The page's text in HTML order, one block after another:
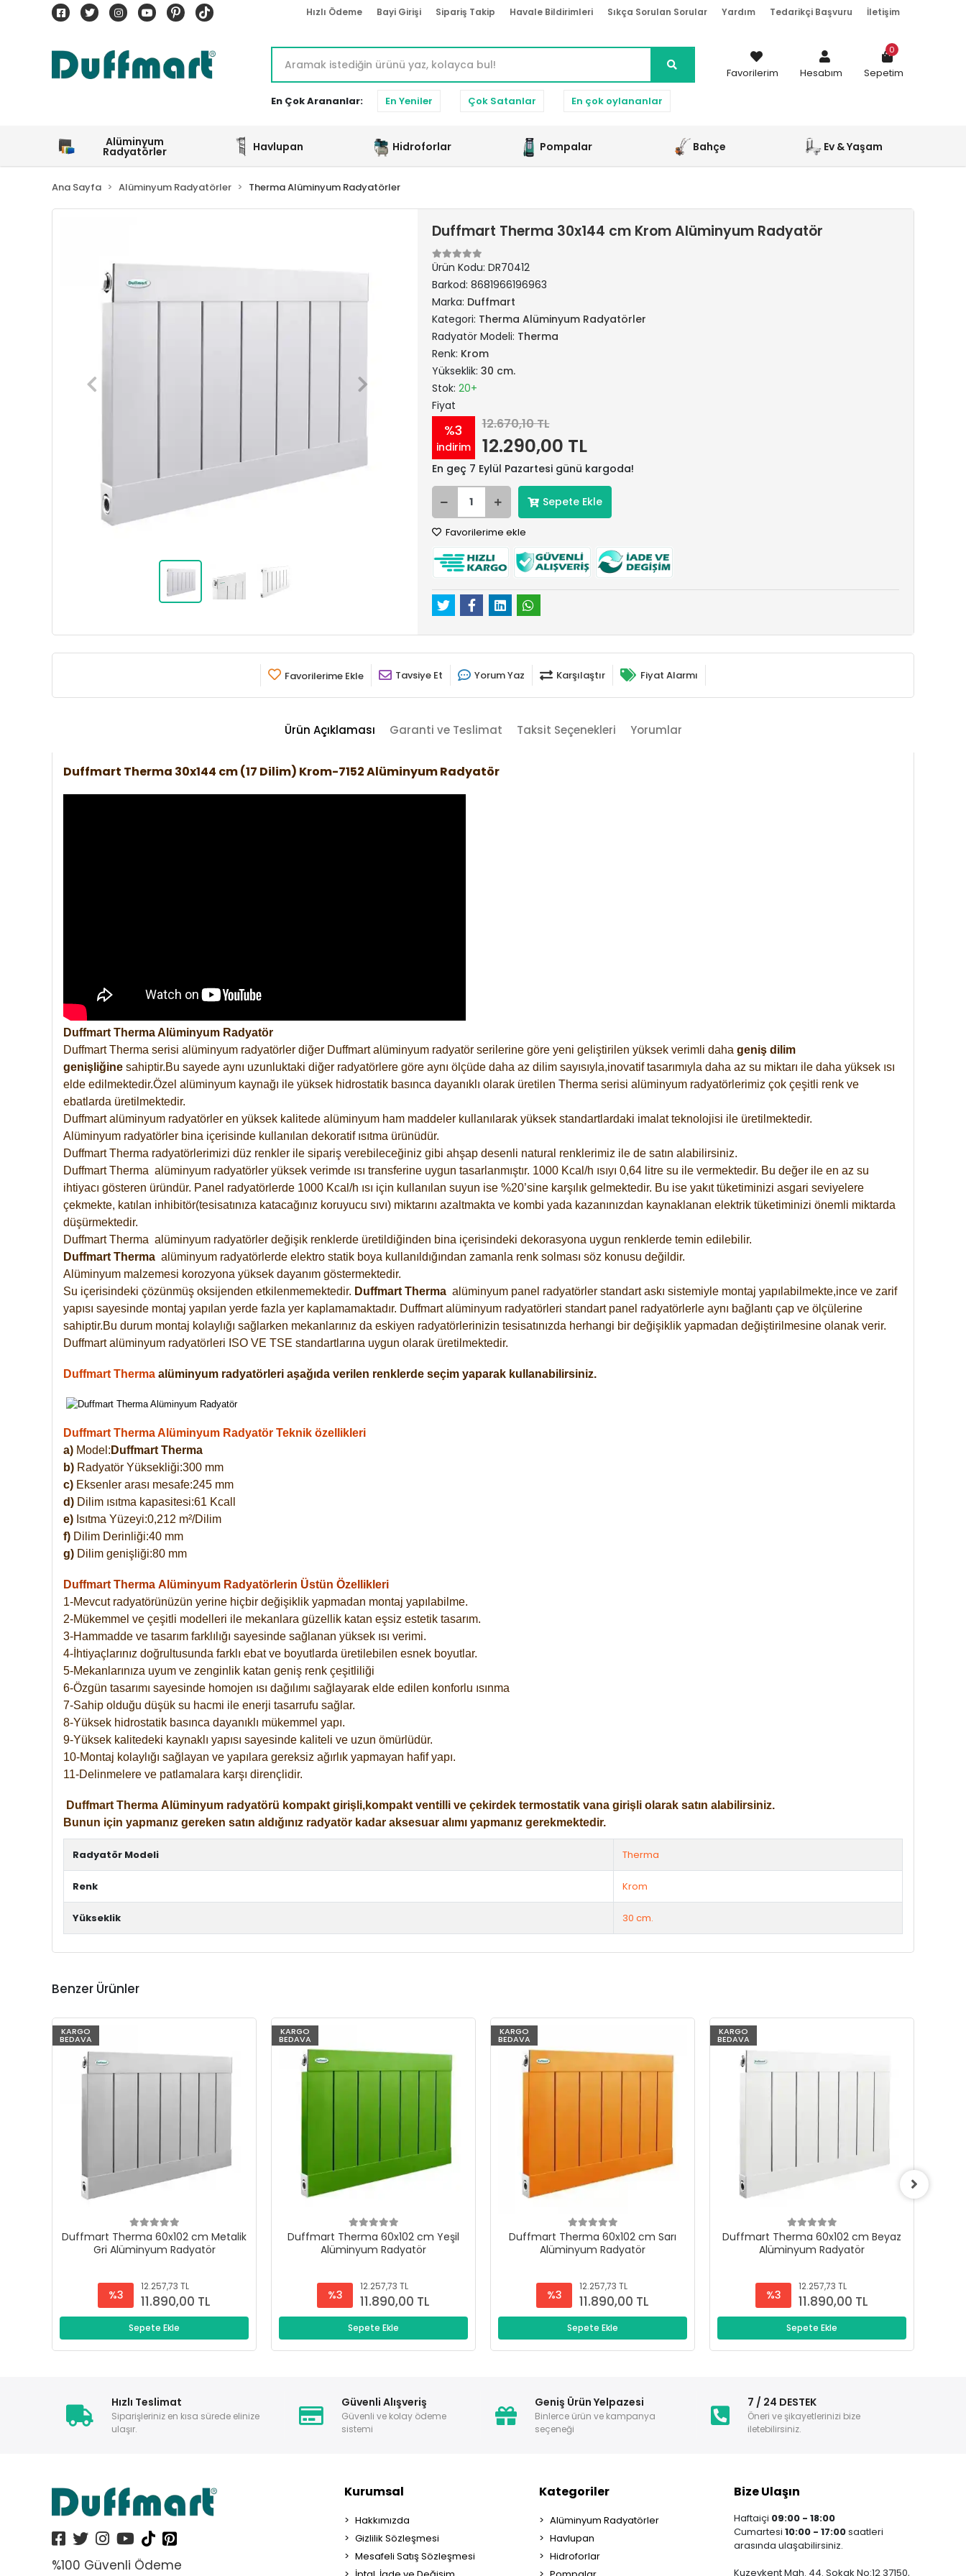
Hızlı Ödeme Bayi Girişi Sipariş Takip Havale Bildirimleri Sıkça Sorulan Sorular Yardım Tedarikçi Başvuru İletişim
En Çok Arananlar: En Yeniler Çok Satanlar En çok oylananlar
Favorilerim Hesabım Sepetim
0
Alüminyum
Radyatörler Havlupan Hidroforlar Pompalar Bahçe Ev & Yaşam
Ana Sayfa Alüminyum Radyatörler Therma Alüminyum Radyatörler
Duffmart Therma 30x144 cm Krom Alüminyum Radyatör
Ürün Kodu: DR70412
Barkod: 8681966196963
Marka: Duffmart
Kategori: Therma Alüminyum Radyatörler
Radyatör Modeli: Therma
Renk: Krom
Yükseklik: 30 cm.
Stok: 20+
Fiyat
%3
indirim
12.670,10 TL
12.290,00 TL
En geç 7 Eylül Pazartesi günü kargoda!
Sepete Ekle
Favorilerime ekle
Favorilerime Ekle Tavsiye Et Yorum Yaz Karşılaştır Fiyat Alarmı
Ürün Açıklaması Garanti ve Teslimat Taksit Seçenekleri Yorumlar
Duffmart Therma 30x144 cm (17 Dilim) Krom-7152 Alüminyum Radyatör
Duffmart Therma Alüminyum Radyatör
Duffmart Therma serisi alüminyum radyatörler diğer Duffmart alüminyum radyatör serilerine göre yeni geliştirilen yüksek verimli daha geniş dilim
genişliğine sahiptir.Bu sayede aynı uzunluktaki diğer radyatörlere göre aynı ölçüde daha az dilim sayısıyla,inovatif tasarımıyla daha az su miktarı ile daha yüksek ısı
elde edilmektedir.Özel alüminyum kaynağı ile yüksek hidrostatik basınca dayanıklı olarak üretilen Therma serisi alüminyum radyatörlerimiz çok çeşitli renk ve
ebatlarda üretilmektedir.
Duffmart alüminyum radyatörler en yüksek kalitede alüminyum ham maddeler kullanılarak yüksek standartlardaki imalat teknolojisi ile üretilmektedir.
Alüminyum radyatörler bina içerisinde kullanılan dekoratif ısıtma ürünüdür.
Duffmart Therma radyatörlerimizi düz renkler ile sipariş verebileceğiniz gibi ahşap desenli natural renklerimiz ile de satın alabilirsiniz.
Duffmart Therma alüminyum radyatörler yüksek verimde ısı transferine uygun tasarlanmıştır. 1000 Kcal/h ısıyı 0,64 litre su ile vermektedir. Bu değer ile en az su
ihtiyacı gösteren üründür. Panel radyatörlerde 1000 Kcal/h ısı için kullanılan suyun ise %20’sine karşılık gelmektedir. Bu ise yakıt tüketiminizi asgari seviyelere
çekmekte, katılan inhibitör(tesisatınıza katacağınız koruyucu sıvı) miktarını azaltmakta ve kombi yada kazanınızdan kaynaklanan elektrik tüketiminizi önemli miktarda
düşürmektedir.
Duffmart Therma alüminyum radyatörler değişik renklerde üretildiğinden bina içerisindeki dekorasyona uygun renklerde temin edilebilir.
Duffmart Therma alüminyum radyatörlerde elektro statik boya kullanıldığından zamanla renk solması söz konusu değildir.
Alüminyum malzemesi korozyona yüksek dayanım göstermektedir.
Su içerisindeki çözünmüş oksijenden etkilenmemektedir. Duffmart Therma alüminyum panel radyatörler standart askı sistemiyle montaj yapılabilmekte,ince ve zarif
yapısı sayesinde montaj yapılan yerde fazla yer kaplamamaktadır. Duffmart alüminyum radyatörleri standart panel radyatörlerle aynı bağlantı çap ve ölçülerine
sahiptir.Bu durum montaj kolaylığı sağlarken mekanlarınız da eskiyen radyatörlerinizin tesisatınızda herhangi bir değişiklik yapmadan değiştirilmesine olanak verir.
Duffmart alüminyum radyatörleri ISO VE TSE standartlarına uygun olarak üretilmektedir.
Duffmart Therma alüminyum radyatörleri aşağıda verilen renklerde seçim yaparak kullanabilirsiniz.
Duffmart Therma Alüminyum Radyatör Teknik özellikleri
a) Model: Duffmart Therma
b) Radyatör Yüksekliği:300 mm
c) Eksenler arası mesafe:245 mm
d) Dilim ısıtma kapasitesi:61 Kcall
e) Isıtma Yüzeyi:0,212 m²/Dilim
f) Dilim Derinliği:40 mm
g) Dilim genişliği:80 mm
Duffmart Therma Alüminyum Radyatörlerin Üstün Özellikleri
1-Mevcut radyatörünüzün yerine hiçbir değişiklik yapmadan montaj yapılabilme.
2-Mükemmel ve çeşitli modelleri ile mekanlara güzellik katan eşsiz estetik tasarım.
3-Hammadde ve tasarım farklılığı sayesinde sağlanan yüksek ısı verimi.
4-İhtiyaçlarınız doğrultusunda farklı ebat ve boyutlarda üretilebilen esnek boyutlar.
5-Mekanlarınıza uyum ve zenginlik katan geniş renk çeşitliliği
6-Özgün tasarımı sayesinde homojen ısı dağılımı sağlayarak elde edilen konforlu ısınma
7-Sahip olduğu düşük su hacmi ile enerji tasarrufu sağlar.
8-Yüksek hidrostatik basınca dayanıklı mükemmel yapı.
9-Yüksek kalitedeki kaynaklı yapısı sayesinde kaliteli ve uzun ömürlüdür.
10-Montaj kolaylığı sağlayan ve yapılara gereksiz ağırlık yapmayan hafif yapı.
11-Delinmelere ve patlamalara karşı dirençlidir.
Duffmart Therma Alüminyum radyatörü kompakt girişli,kompakt ventilli ve çekirdek termostatik vana girişli olarak satın alabilirsiniz.
Bunun için yapmanız gereken satın aldığınız radyatör kadar aksesuar alımı yapmanız gerekmektedir.
Radyatör Modeli Therma
Renk Krom
Yükseklik 30 cm.
Benzer Ürünler
KARGO
BEDAVA
Duffmart Therma 60x102 cm Metalik
Gri Alüminyum Radyatör
%3
12.257,73 TL
11.890,00 TL
Sepete Ekle
KARGO
BEDAVA
Duffmart Therma 60x102 cm Yeşil
Alüminyum Radyatör
%3
12.257,73 TL
11.890,00 TL
Sepete Ekle
KARGO
BEDAVA
Duffmart Therma 60x102 cm Sarı
Alüminyum Radyatör
%3
12.257,73 TL
11.890,00 TL
Sepete Ekle
KARGO
BEDAVA
Duffmart Therma 60x102 cm Beyaz
Alüminyum Radyatör
%3
12.257,73 TL
11.890,00 TL
Sepete Ekle
Hızlı Teslimat
Siparişleriniz en kısa sürede elinize
ulaşır.
Güvenli Alışveriş
Güvenli ve kolay ödeme
sistemi
Geniş Ürün Yelpazesi
Binlerce ürün ve kampanya
seçeneği
7 / 24 DESTEK
Öneri ve şikayetlerinizi bize
iletebilirsiniz.
%100 Güvenli Ödeme
Kurumsal
Hakkımızda
Gizlilik Sözleşmesi
Mesafeli Satış Sözleşmesi
Kategoriler
Alüminyum Radyatörler
Havlupan
Hidroforlar
Bize Ulaşın
Haftaiçi 09:00 - 18:00
Cumartesi 10:00 - 17:00saatleri
arasında ulaşabilirsiniz.
Kuzeykent Mah. 44. Sokak No:12 37150,